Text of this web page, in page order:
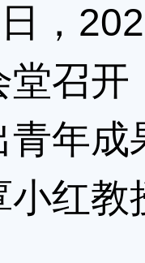
，
堂召
青年
小红教